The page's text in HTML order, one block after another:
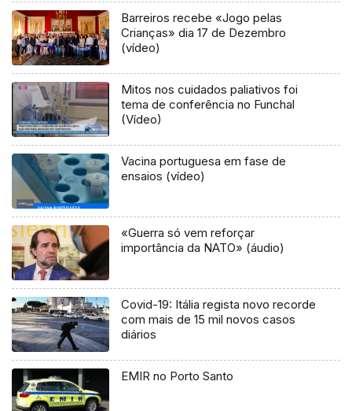
Barreiros recebe «Jogo pelas
Crianças» dia 17 de Dezembro
(vídeo)
Mitos nos cuidados paliativos foi
tema de conferência no Funchal
(Vídeo)
Vacina portuguesa em fase de
ensaios (vídeo)
«Guerra só vem reforçar
importância da NATO» (áudio)
Covid-19: Itália regista novo recorde
com mais de 15 mil novos casos
diários
EMIR no Porto Santo